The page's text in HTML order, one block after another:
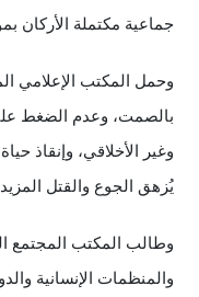
جماعية مكتملة الأركان
وحمل المكتب الإعلامي
بالصمت، وعدم الضغط على
يُزهق الجوع والقتل المزيد
وطالب المكتب المجتمع
والمنظمات الإنسانية